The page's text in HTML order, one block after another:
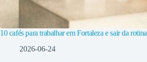
10 cafés para trabalhar em Fortaleza e sair da rotina
2026-06-24